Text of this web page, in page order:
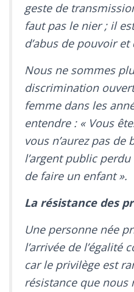
geste de
faut pas le nier ; il
d’abus de pouvoir
Nous ne sommes
discrimination
femme dans les
entendre : « Vous
vous n’aurez pas de
l’argent public
de faire un enfant ».
La résistance des
Une personne née
l’arrivée de l’égalité
car le privilège est
résistance que